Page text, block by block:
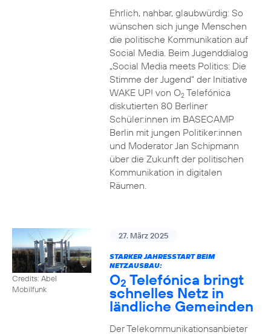
Ehrlich, nahbar, glaubwürdig: So
wünschen sich junge Menschen
die politische Kommunikation auf
Social Media. Beim Jugenddialog
„Social Media meets Politics: Die
Stimme der Jugend“ der Initiative
WAKE UP! von O2Telefónica
diskutierten 80 Berliner
Schüler:innen im BASECAMP
Berlin mit jungen Politiker:innen
und Moderator Jan Schipmann
über die Zukunft der politischen
Kommunikation in digitalen
Räumen.
Credits: Abel
Mobilfunk
27. März 2025
STARKER JAHRESSTART BEIM
NETZAUSBAU:
O2 Telefónica bringt
schnelles Netz in
ländliche Gemeinden
Der Telekommunikationsanbieter